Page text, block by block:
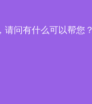
请问有什么可以帮您？